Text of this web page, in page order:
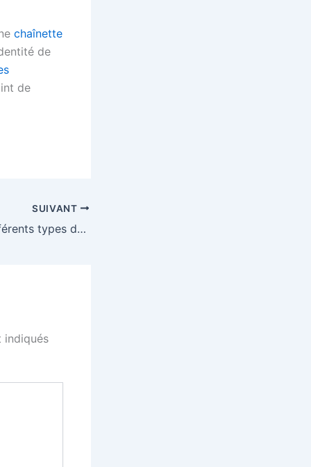
chaînette
de
de
SUIVANT
Quels sont les différents types de fermetures pour les polos personnalisés ?
indiqués